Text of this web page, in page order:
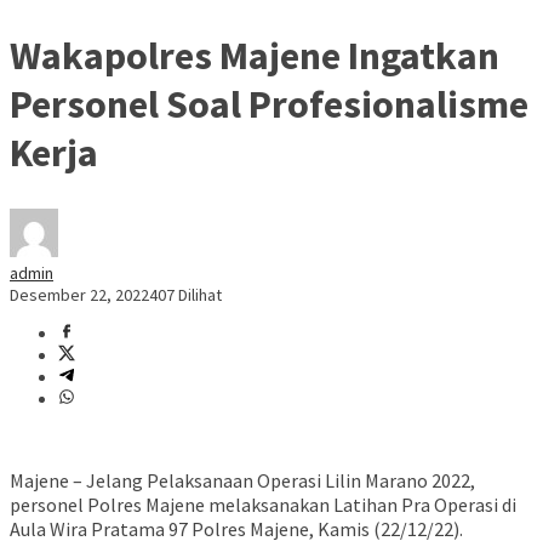
Wakapolres Majene Ingatkan
Personel Soal Profesionalisme
Kerja
admin
Desember 22, 2022407 Dilihat
Majene – Jelang Pelaksanaan Operasi Lilin Marano 2022,
personel Polres Majene melaksanakan Latihan Pra Operasi di
Aula Wira Pratama 97 Polres Majene, Kamis (22/12/22).